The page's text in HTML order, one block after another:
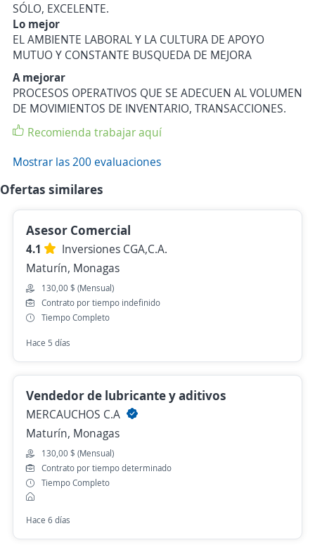
SÓLO, EXCELENTE.
Lo mejor
EL AMBIENTE LABORAL Y LA CULTURA DE APOYO
MUTUO Y CONSTANTE BUSQUEDA DE MEJORA
A mejorar
PROCESOS OPERATIVOS QUE SE ADECUEN AL VOLUMEN
DE MOVIMIENTOS DE INVENTARIO, TRANSACCIONES.
Recomienda trabajar aquí
Mostrar las 200 evaluaciones
Ofertas similares
Asesor Comercial
4.1
Inversiones CGA,C.A.
Maturín, Monagas
130,00 $ (Mensual)
Contrato por tiempo indefinido
Tiempo Completo
Hace 5 días
Vendedor de lubricante y aditivos
MERCAUCHOS C.A
Maturín, Monagas
130,00 $ (Mensual)
Contrato por tiempo determinado
Tiempo Completo
Hace 6 días